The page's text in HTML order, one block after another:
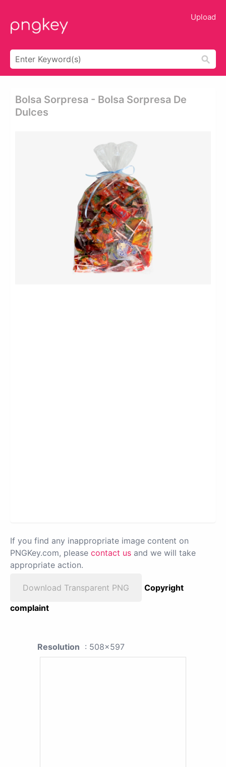
Upload
Bolsa Sorpresa - Bolsa Sorpresa De
Dulces
If you find any inappropriate image content on
PNGKey.com, please contact us and we will take
appropriate action.
Download Transparent PNG
Copyright
complaint
Resolution : 508x597